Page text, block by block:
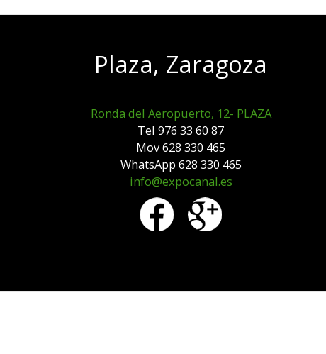
Plaza, Zaragoza
Ronda del Aeropuerto, 12- PLAZA
Tel 976 33 60 87
Mov 628 330 465
WhatsApp 628 330 465
info@expocanal.es